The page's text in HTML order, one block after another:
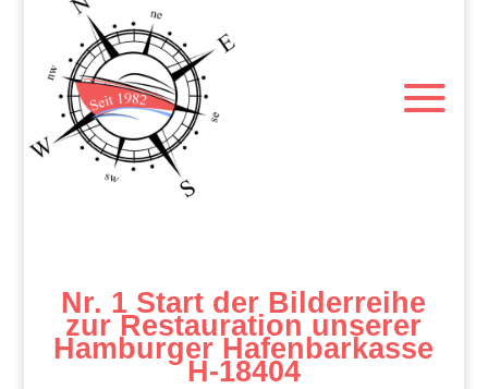
Nr. 1 Start der Bilderreihe
zur Restauration unserer
Hamburger Hafenbarkasse
H-18404